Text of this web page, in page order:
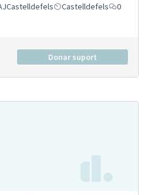
Castelldefels
0
Donar suport